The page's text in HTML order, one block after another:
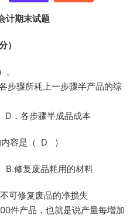
计期末试题
）
所耗上一步骤半产品的综
．各步骤半成品成本
内容是（ D ）
复废品耗用的材料
复废品的净损失
件产品，也就是说产量每增加